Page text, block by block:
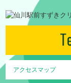
アクセスマップ